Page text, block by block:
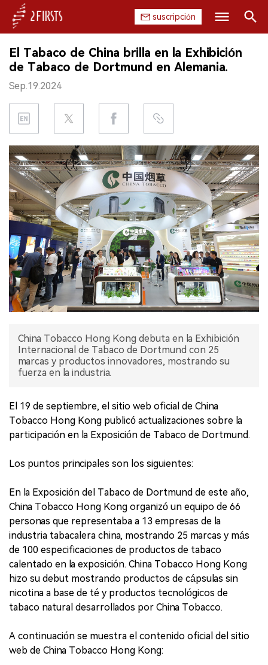
suscripción
INICIO
EMPRESA
PRODUCTO
REGULACIÓN
CHINA
DATOS
EXPOSICIÓN
ENTREVISTA
Buscar
El Tabaco de China brilla en la Exhibición
de Tabaco de Dortmund en Alemania.
Sep.19.2024
China Tobacco Hong Kong debuta en la Exhibición
Internacional de Tabaco de Dortmund con 25
marcas y productos innovadores, mostrando su
fuerza en la industria.
El 19 de septiembre, el sitio web oficial de China
Tobacco Hong Kong publicó actualizaciones sobre la
participación en la Exposición de Tabaco de Dortmund.
Los puntos principales son los siguientes:
En la Exposición del Tabaco de Dortmund de este año,
China Tobacco Hong Kong organizó un equipo de 66
personas que representaba a 13 empresas de la
industria tabacalera china, mostrando 25 marcas y más
de 100 especificaciones de productos de tabaco
calentado en la exposición. China Tobacco Hong Kong
hizo su debut mostrando productos de cápsulas sin
nicotina a base de té y productos tecnológicos de
tabaco natural desarrollados por China Tobacco.
A continuación se muestra el contenido oficial del sitio
web de China Tobacco Hong Kong: